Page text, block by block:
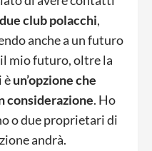
due club polacchi,
anche a un futuro
mio futuro, oltre la
èun’opzione che
considerazione. Ho
o due proprietari di
andrà.